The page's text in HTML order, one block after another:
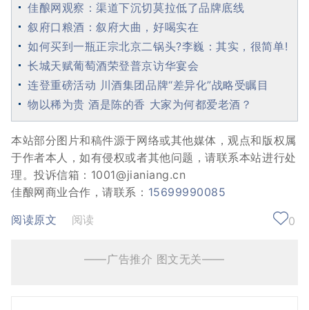
佳酿网观察：渠道下沉切莫拉低了品牌底线
叙府口粮酒：叙府大曲，好喝实在
如何买到一瓶正宗北京二锅头?李巍：其实，很简单!
长城天赋葡萄酒荣登普京访华宴会
连登重磅活动 川酒集团品牌“差异化”战略受瞩目
物以稀为贵 酒是陈的香 大家为何都爱老酒？
本站部分图片和稿件源于网络或其他媒体，观点和版权属
于作者本人，如有侵权或者其他问题，请联系本站进行处
理。投诉信箱：1001@jianiang.cn
佳酿网商业合作，请联系： 15699990085
阅读原文
阅读 0
——广告推介 图文无关——